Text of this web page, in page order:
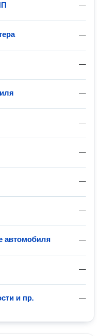
—
—
—
—
—
—
—
—
—
автомобиля
—
—
и пр.